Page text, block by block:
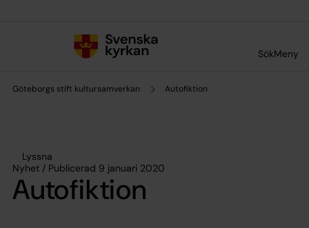
SökMeny
Göteborgs stift kultursamverkan Autofiktion
Lyssna
Nyhet / Publicerad 9 januari 2020
Autofiktion